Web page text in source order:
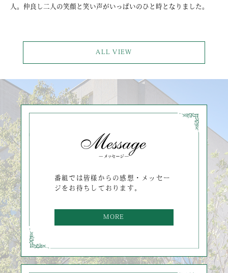
人。仲良し二人の笑顔と笑い声がいっぱいのひと時となりました。
ALL VIEW
番組では皆様からの感想・メッセー
ジをお待ちしております。
MORE